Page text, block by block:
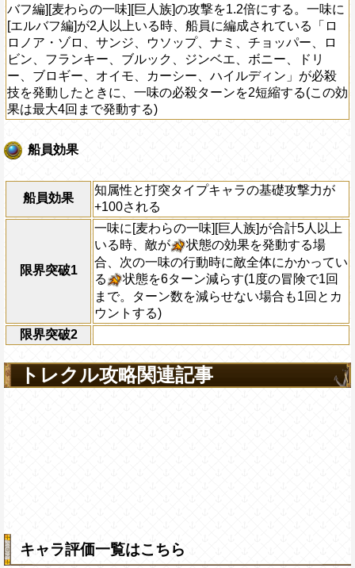
バフ編][麦わらの一味][巨人族]の攻撃を1.2倍にする。一味に
[エルバフ編]が2人以上いる時、船員に編成されている「ロ
ロノア・ゾロ、サンジ、ウソップ、ナミ、チョッパー、ロ
ビン、フランキー、ブルック、ジンベエ、ボニー、ドリ
ー、ブロギー、オイモ、カーシー、ハイルディン」が必殺
技を発動したときに、一味の必殺ターンを2短縮する(この効
果は最大4回まで発動する)
船員効果
船員効果
知属性と打突タイプキャラの基礎攻撃力が
+100される
限界突破1
一味に[麦わらの一味][巨人族]が合計5人以上
いる時、敵が
状態の効果を発動する場
合、次の一味の行動時に敵全体にかかってい
る
状態を6ターン減らす(1度の冒険で1回
まで。ターン数を減らせない場合も1回とカ
ウントする)
限界突破2
トレクル攻略関連記事
キャラ評価一覧はこちら